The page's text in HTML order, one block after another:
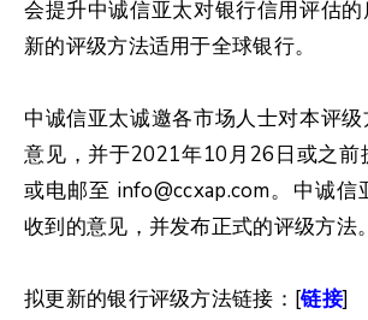
会提升中诚信亚太对银行信用评估
新的评级方法适用于全球银行。
中诚信亚太诚邀各市场人士对本评
意见，并于2021年10月26日或之前
或电邮至 info@ccxap.com。中诚
收到的意见，并发布正式的评级方法。
拟更新的银行评级方法链接：[链接]